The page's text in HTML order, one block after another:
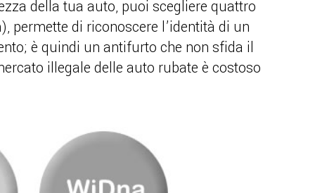
della tua auto, puoi scegliere quattro
permette di riconoscere l’identità di un
è quindi un antifurto che non sfida il
illegale delle auto rubate è costoso